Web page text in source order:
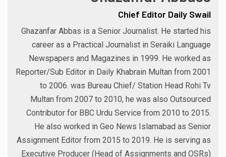
Chief Editor Daily Swail
Ghazanfar Abbas is a Senior Journalist. He started his
career as a Practical Journalist in Seraiki Language
Newspapers and Magazines in 1999. He worked as
Reporter/Sub Editor in Daily Khabrain Multan from 2001
to 2006. was Bureau Chief/ Station Head Rohi Tv
Multan from 2007 to 2010, he was also Outsourced
Contributor for BBC Urdu Service from 2010 to 2015.
He also worked in Geo News Islamabad as Senior
Assignment Editor from 2015 to 2019. He is serving as
Executive Producer (Head of Assignments and OSRs)